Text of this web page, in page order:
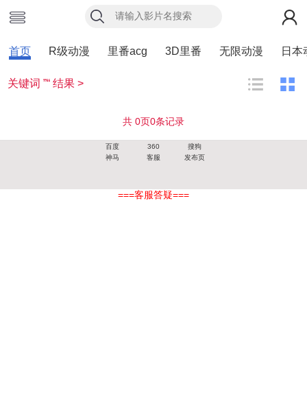
首页 R级动漫 里番acg 3D里番 无限动漫 日本
关键词 ”“ 结果 >
共 0页0条记录
百度 360
搜狗
神马
客服 发布页
===客服答疑===